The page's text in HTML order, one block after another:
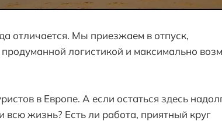
отличается. Мы приезжаем в отпуск,
логистикой и максимально
в Европе. А если остаться здесь
всю жизнь? Есть ли работа, приятный круг